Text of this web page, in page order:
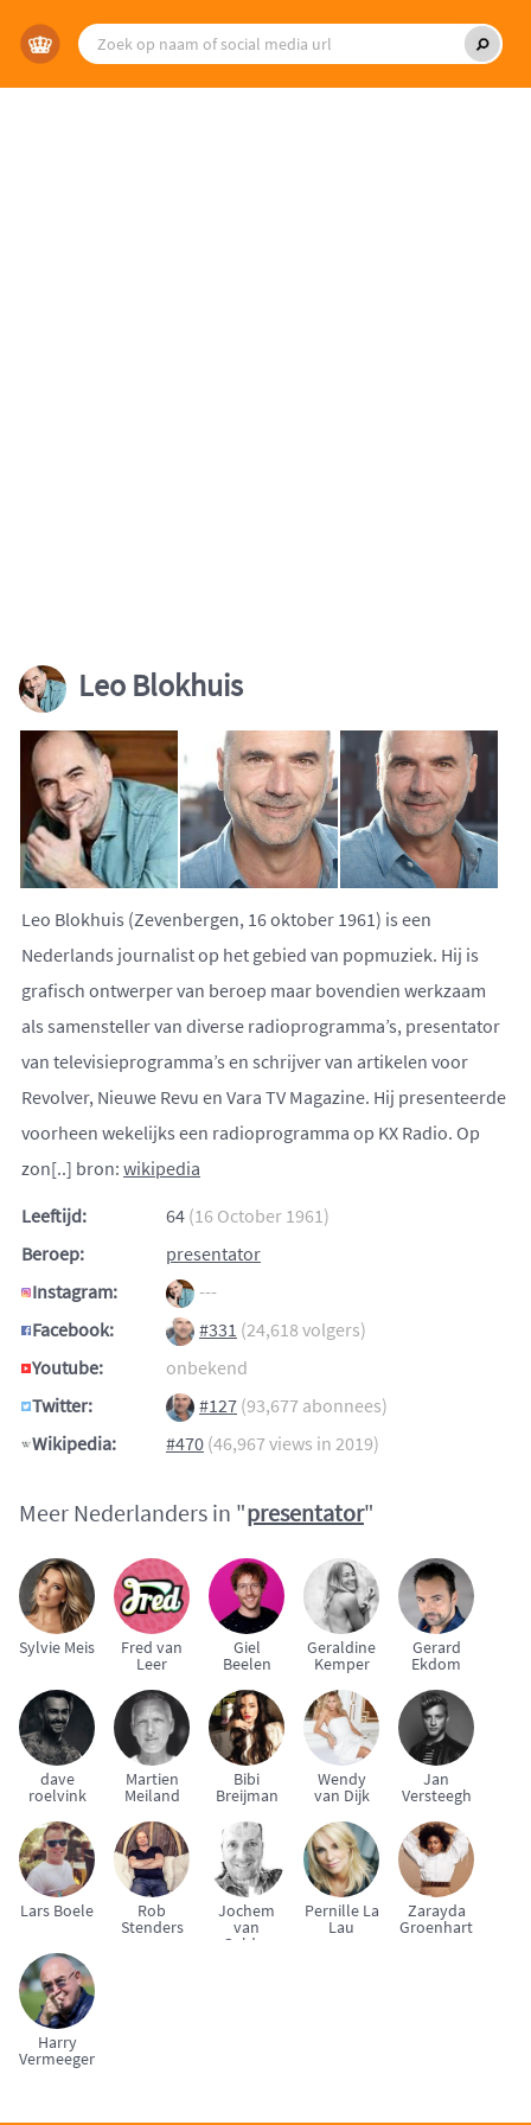
Leo Blokhuis
Leo Blokhuis (Zevenbergen, 16 oktober 1961) is een
Nederlands journalist op het gebied van popmuziek. Hij is
grafisch ontwerper van beroep maar bovendien werkzaam
als samensteller van diverse radioprogramma’s, presentator
van televisieprogramma’s en schrijver van artikelen voor
Revolver, Nieuwe Revu en Vara TV Magazine. Hij presenteerde
voorheen wekelijks een radioprogramma op KX Radio. Op
zon[..] bron: wikipedia
Leeftijd:
64 (16 October 1961)
Beroep:
presentator
Instagram:
---
Facebook:
#331 (24,618 volgers)
Youtube:
onbekend
Twitter:
#127 (93,677 abonnees)
Wikipedia:
#470 (46,967 views in 2019)
Meer Nederlanders in "presentator"
Sylvie Meis Fred van
Leer
Giel
Beelen
Geraldine
Kemper
Gerard
Ekdom
dave
roelvink
Martien
Meiland
Bibi
Breijman
Wendy
van Dijk
Jan
Versteegh
Lars Boele Rob
Stenders
Jochem
van
Gelder
Pernille La
Lau
Zarayda
Groenhart
Harry
Vermeegen